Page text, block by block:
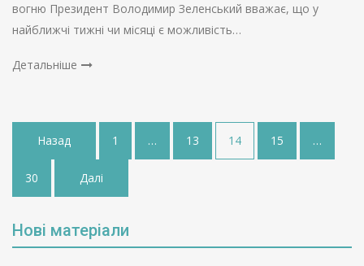
вогню Президент Володимир Зеленський вважає, що у
найближчі тижні чи місяці є можливість…
Детальніше
Пагінація
записів
Назад 1 … 13 14 15 …
30 Далі
Нові матеріали